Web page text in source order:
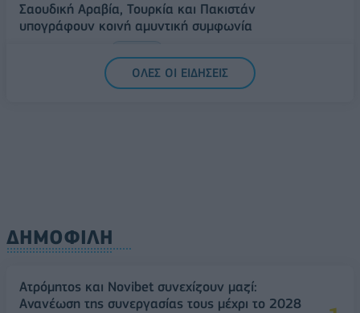
Σαουδική Αραβία, Τουρκία και Πακιστάν
υπογράφουν κοινή αμυντική συμφωνία
ΟΛΕΣ ΟΙ ΕΙΔΗΣΕΙΣ
ΔΗΜΟΦΙΛΗ
Ατρόμητος και Novibet συνεχίζουν μαζί:
Ανανέωση της συνεργασίας τους μέχρι το 2028